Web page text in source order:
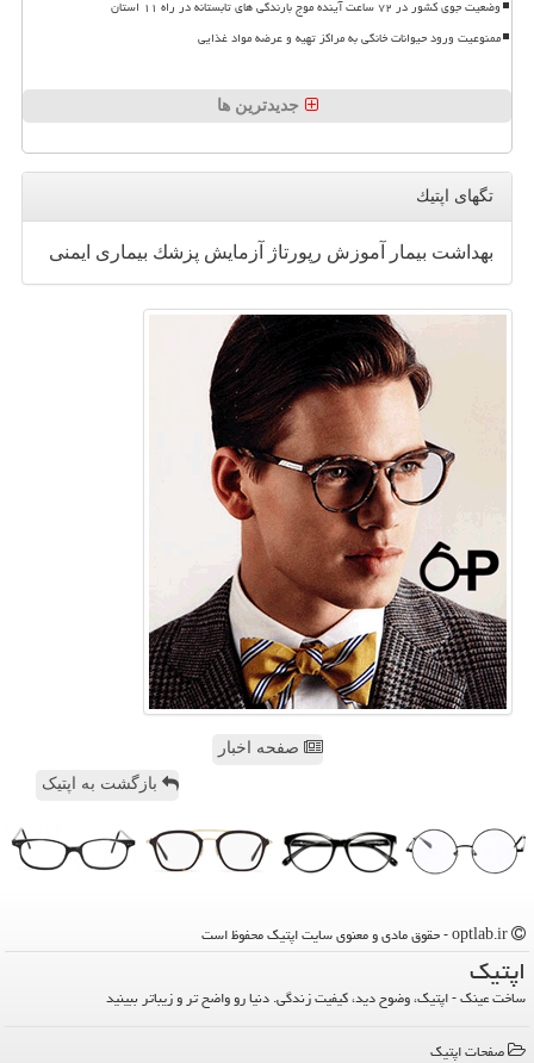
وضعیت جوی کشور در ۷۲ ساعت آینده موج بارندگی های تابستانه در راه ۱۱ استان
ممنوعیت ورود حیوانات خانگی به مراکز تهیه و عرضه مواد غذایی
جدیدترین ها
تگهای اپتیك
بهداشت بیمار آموزش رپورتاژ آزمایش پزشك بیماری ایمنی
صفحه اخبار
بازگشت به اپتیک
اپتیك
ساخت عینک - اپتیک، وضوح دید، کیفیت زندگی. دنیا رو واضح تر و زیباتر ببینید
صفحات اپتیك